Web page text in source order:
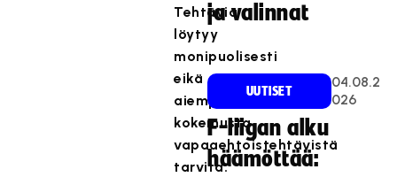
Tehtäviä
löytyy
monipuolisesti
eikä
aiempaa
kokemusta
vapaaehtoistehtävistä
tarvita.
ja valinnat
UUTISET
04.08.2
026
F-liigan alku
häämöttää: